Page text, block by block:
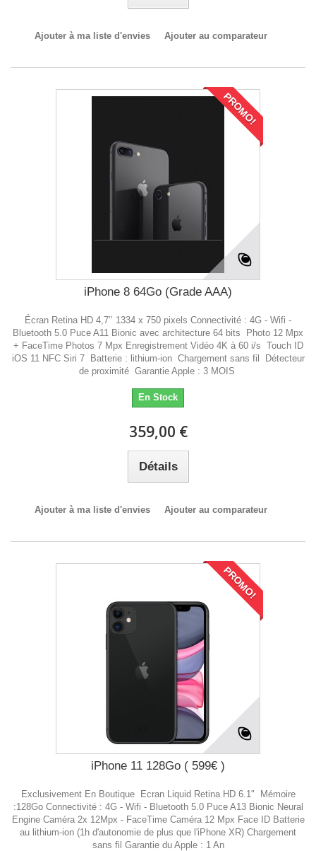
Ajouter à ma liste d'envies Ajouter au comparateur
PROMO!
iPhone 8 64Go (Grade AAA)
Écran Retina HD 4,7’’ 1334 x 750 pixels Connectivité : 4G - Wifi -
Bluetooth 5.0 Puce A11 Bionic avec architecture 64 bits Photo 12 Mpx
+ FaceTime Photos 7 Mpx Enregistrement Vidéo 4K à 60 i/s Touch ID
iOS 11 NFC Siri 7 Batterie : lithium-ion Chargement sans fil Détecteur
de proximité Garantie Apple : 3 MOIS
En Stock
359,00 €
Détails
Ajouter à ma liste d'envies Ajouter au comparateur
PROMO!
iPhone 11 128Go ( 599€ )
Exclusivement En Boutique Ecran Liquid Retina HD 6.1" Mémoire
:128Go Connectivité : 4G - Wifi - Bluetooth 5.0 Puce A13 Bionic Neural
Engine Caméra 2x 12Mpx - FaceTime Caméra 12 Mpx Face ID Batterie
au lithium-ion (1h d'autonomie de plus que l'iPhone XR) Chargement
sans fil Garantie du Apple : 1 An